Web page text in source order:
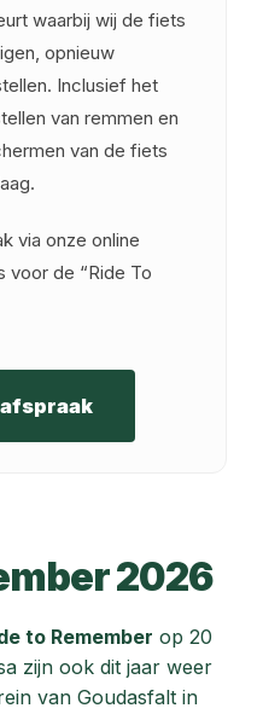
waarbij wij de fiets
opnieuw
Inclusief het
van remmen en
van de fiets
via onze online
voor de “Ride To
2026
to Remember op 20
zijn ook dit jaar weer
van Goudasfalt in